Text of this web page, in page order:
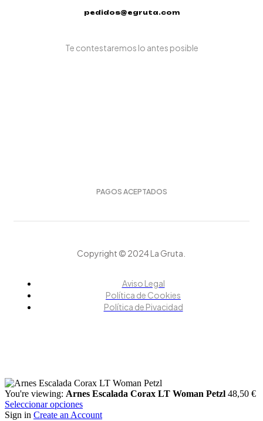
pedidos@egruta.com
Te contestaremos lo antes posible
PAGOS ACEPTADOS
Copyright © 2024 La Gruta.
Aviso Legal
Política de Cookies
Política de Pivacidad
You're viewing: Arnes Escalada Corax LT Woman Petzl 48,50 €
Seleccionar opciones
Sign in Create an Account